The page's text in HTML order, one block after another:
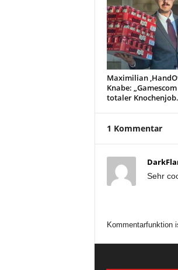
Maximilian
Knabe:
totaler
1 Kommentar
Sehr
Kommentarfunktion